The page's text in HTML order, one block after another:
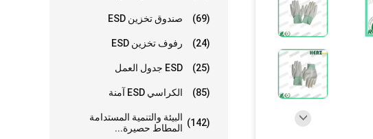
صندوق تخزين ESD (69)
رفوف تخزين ESD (24)
ESD جدول العمل (25)
الكراسي ESD آمنة (85)
البيئة والتنمية المستدامة
المطاط حصيرة...
(142)